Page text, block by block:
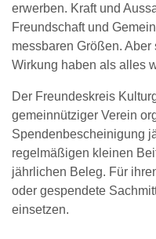
erwerben. Kraft und
Freundschaft und
messbaren Größen.
Wirkung haben als alles
Der Freundeskreis
gemeinnütziger Verein
Spendenbescheinigung
regelmäßigen kleinen
jährlichen Beleg. Für
oder gespendete
einsetzen.